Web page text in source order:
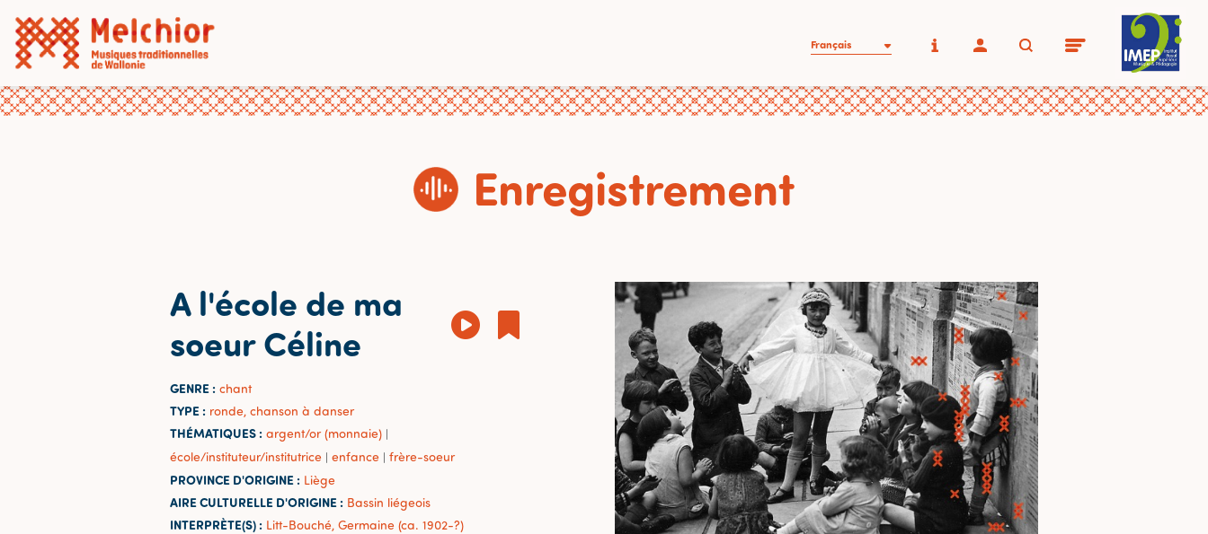
Français
Enregistrement
A l'école de ma
soeur Céline
GENRE : chant
TYPE : ronde, chanson à danser
THÉMATIQUES : argent/or (monnaie) |
école/instituteur/institutrice | enfance | frère-soeur
PROVINCE D'ORIGINE : Liège
AIRE CULTURELLE D'ORIGINE : Bassin liégeois
INTERPRÈTE(S) : Litt-Bouché, Germaine (ca. 1902-?)